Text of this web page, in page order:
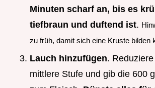
Minuten scharf an, bis es
tiefbraun und duftend ist.
zu früh, damit sich eine Kruste bilden
Lauch hinzufügen.
mittlere Stufe und gib die 600